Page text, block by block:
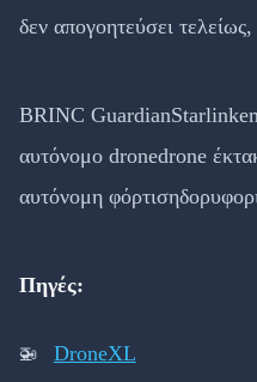
δεν απογοητεύσει
BRINC GuardianStarlink
αυτόνομο dronedrone
αυτόνομη φόρτιση
Πηγές:
DroneXL